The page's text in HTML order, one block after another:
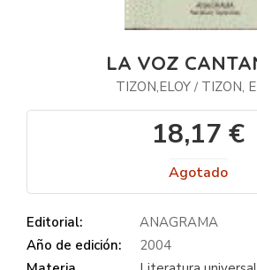
LA VOZ
TIZON,ELOY / TIZON,
18,17 €
Agotado
Editorial:
ANAGRAMA
Año de edición:
2004